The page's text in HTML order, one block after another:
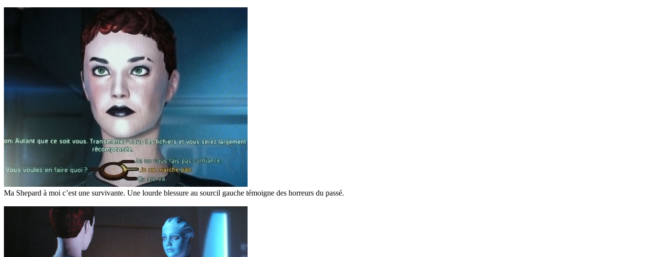
Ma Shepard à moi c’est une survivante. Une lourde blessure au sourcil gauche témoigne des horreurs du passé.